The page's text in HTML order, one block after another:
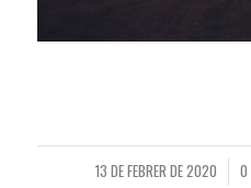
13 DE FEBRER DE 2020
/ 0